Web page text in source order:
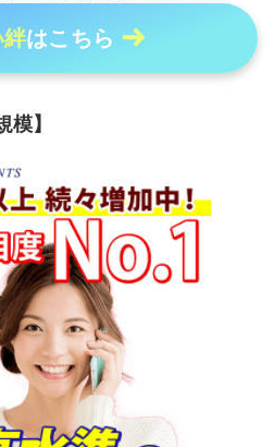
絆はこちら
】